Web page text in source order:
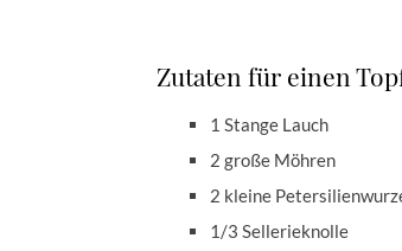
Zutaten für einen
1 Stange Lauch
2 große Möhren
2 kleine
1/3 Sellerieknolle